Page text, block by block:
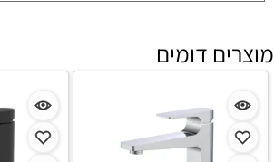
מוצרים דומים